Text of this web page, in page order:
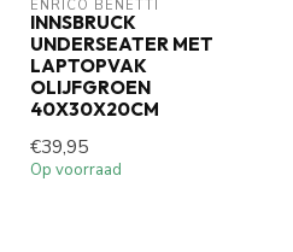
ENRICO BENETTI
INNSBRUCK
UNDERSEATER MET
LAPTOPVAK
OLIJFGROEN
40X30X20CM
€39,95
Op voorraad